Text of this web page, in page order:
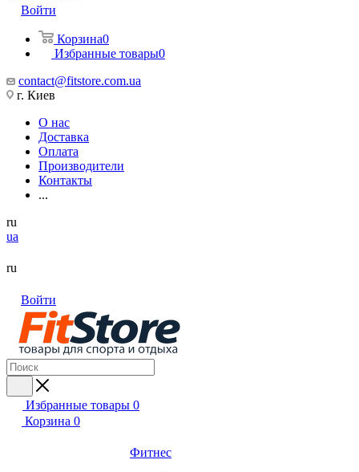
Войти
Корзина0
Избранные товары0
contact@fitstore.com.ua
г. Киев
О нас
Доставка
Оплата
Производители
Контакты
...
ru
ua
ru
Войти
Избранные товары 0
Корзина 0
Фитнес